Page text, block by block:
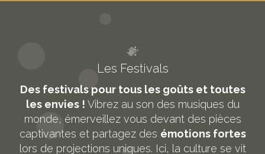
Les Festivals
Des festivals pour tous les goûts et toutes
les envies ! Vibrez au son des musiques du
monde, émerveillez vous devant des pièces
captivantes et partagez des émotions fortes
lors de projections uniques. Ici, la culture se vit